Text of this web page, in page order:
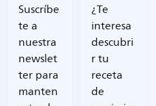
Suscríbe
te a
nuestra
newslet
ter para
manten
¿Te
interesa
descubri
r tu
receta
de